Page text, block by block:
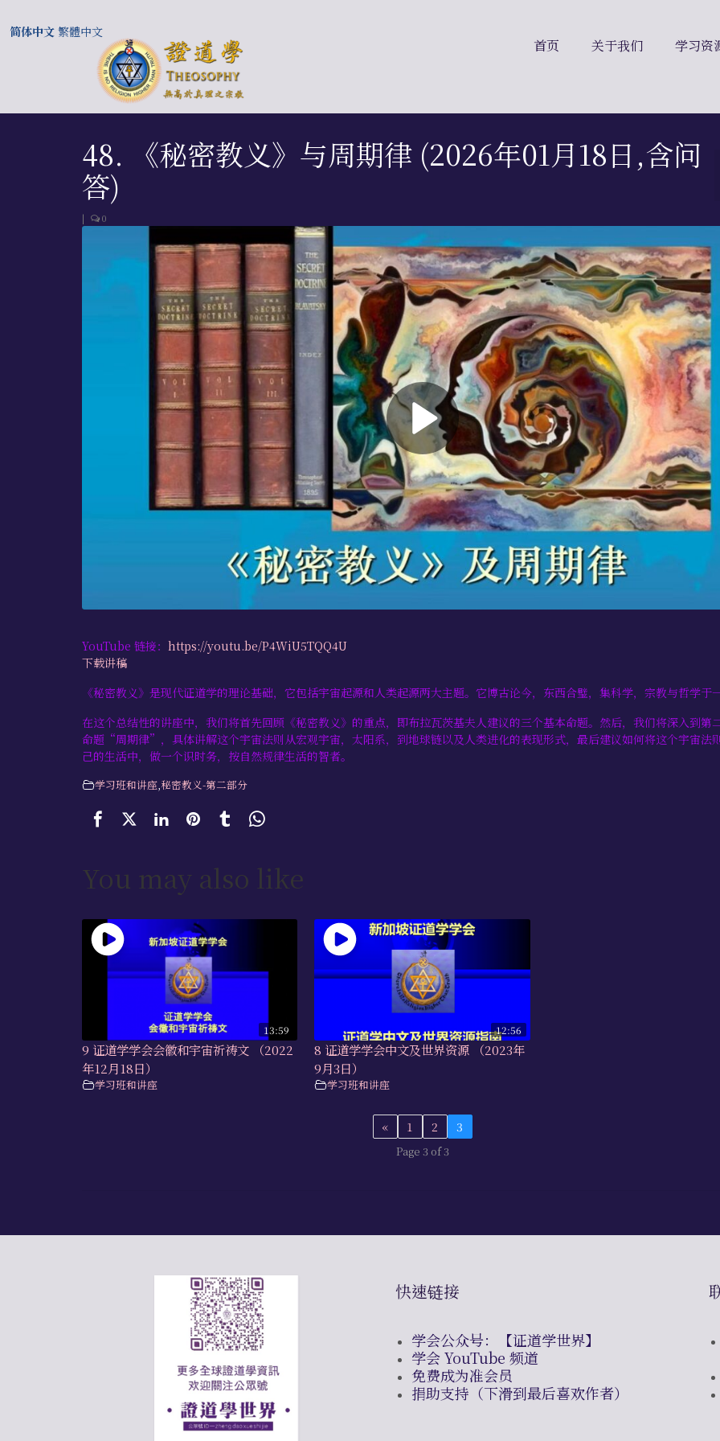
首页 关于我们 学习资
48. 《秘密教义》与周期律 (2026年01月18日,含问
答)
| 0
YouTube 链接： https://youtu.be/P4WiU5TQQ4U
下载讲稿
《秘密教义》是现代证道学的理论基础，它包括宇宙起源和人类起源两大主题。它博古论今，东西合璧，集科学，宗教与哲学于
在这个总结性的讲座中，我们将首先回顾《秘密教义》的重点，即布拉瓦茨基夫人建议的三个基本命题。然后，我们将深入到第
命题“周期律”，具体讲解这个宇宙法则从宏观宇宙，太阳系，到地球链以及人类进化的表现形式，最后建议如何将这个宇宙法
己的生活中，做一个识时务，按自然规律生活的智者。
学习班和讲座 秘密教义-第二部分
You may also like
13:59
9 证道学学会会徽和宇宙祈祷文 （2022
年12月18日）
学习班和讲座
12:56
8 证道学学会中文及世界资源 （2023年
9月3日）
学习班和讲座
« 1 2 3
Page 3 of 3
快速链接
学会公众号：【证道学世界】
学会 YouTube 频道
免费成为准会员
捐助支持（下滑到最后喜欢作者）
简体中文 繁體中文